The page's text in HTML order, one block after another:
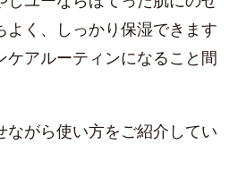
よく、しっかり保湿できます
ケアルーティンになること間
ながら使い方をご紹介してい